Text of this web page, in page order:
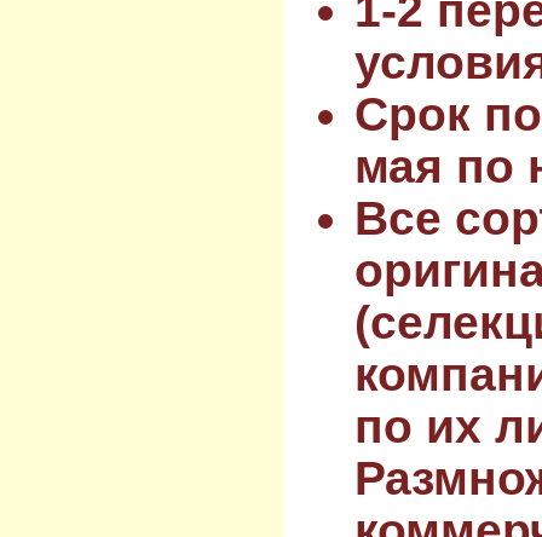
1-2
Срок
мая по
Все
по их